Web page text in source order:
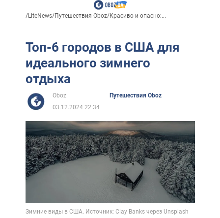
/LiteNews/Путешествия Oboz/Красиво и опасно:...
Топ-6 городов в США для
идеального зимнего
отдыха
Oboz
Путешествия Oboz
03.12.2024 22:34
Зимние виды в США. Источник: Clay Banks через Unsplash